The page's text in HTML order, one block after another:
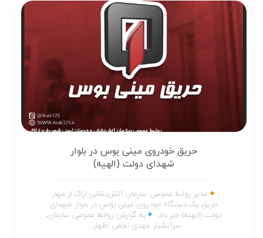
حریق خودروی مینی بوس در بلوار
شهدای دولت (الهیه)
مدیر روابط عمومی سازمان آتش‌نشانی اراک از مهار
حریق یک دستگاه خودروی مینی بوس در بلوار شهدای
دولت (الهیه) خبر داد.
به گزارش روابط عمومی سازمان،
سرآتشیار مهدی نجفی اظهار...